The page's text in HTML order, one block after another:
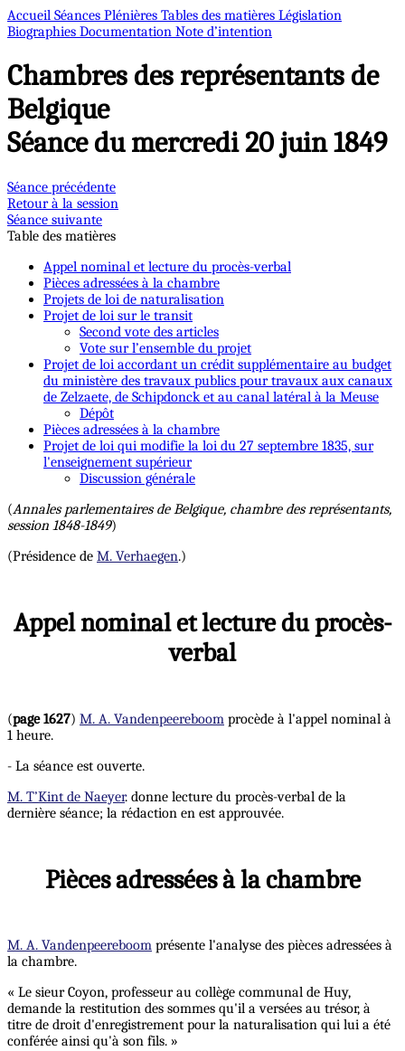
Accueil Séances Plénières Tables des matières Législation
Biographies Documentation Note d’intention
Chambres des représentants de
Belgique
Séance du mercredi 20 juin 1849
Séance précédente
Retour à la session
Séance suivante
Table des matières
Appel nominal et lecture du procès-verbal
Pièces adressées à la chambre
Projets de loi de naturalisation
Projet de loi sur le transit
Second vote des articles
Vote sur l’ensemble du projet
Projet de loi accordant un crédit supplémentaire au budget
du ministère des travaux publics pour travaux aux canaux
de Zelzaete, de Schipdonck et au canal latéral à la Meuse
Dépôt
Pièces adressées à la chambre
Projet de loi qui modifie la loi du 27 septembre 1835, sur
l'enseignement supérieur
Discussion générale
(Annales parlementaires de Belgique, chambre des représentants,
session 1848-1849)
(Présidence de M. Verhaegen.)
Appel nominal et lecture du procès-
verbal
(page 1627) M. A. Vandenpeereboom procède à l'appel nominal à
1 heure.
- La séance est ouverte.
M. T’Kint de Naeyer. donne lecture du procès-verbal de la
dernière séance; la rédaction en est approuvée.
Pièces adressées à la chambre
M. A. Vandenpeereboom présente l'analyse des pièces adressées à
la chambre.
« Le sieur Coyon, professeur au collège communal de Huy,
demande la restitution des sommes qu'il a versées au trésor, à
titre de droit d'enregistrement pour la naturalisation qui lui a été
conférée ainsi qu'à son fils. »